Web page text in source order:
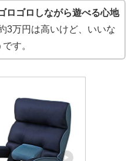
ロゴロしながら遊べる心地
3万円は高いけど、いいな
す。